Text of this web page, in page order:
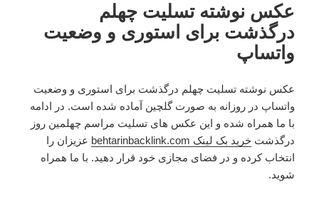
عکس نوشته تسلیت چهلم
درگذشت برای استوری و وضعیت
واتساپ
عکس نوشته تسلیت چهلم درگذشت برای استوری و وضعیت
واتساپ در روزانه به صورت گلچین آماده شده است. در ادامه
با ما همراه شده و این عکس های تسلیت مراسم چهلمین روز
درگذشت خرید بک لینک behtarinbacklink.com
عزیزان را
انتخاب کرده و در فضای مجازی خود قرار دهید. با ما همراه
شوید.